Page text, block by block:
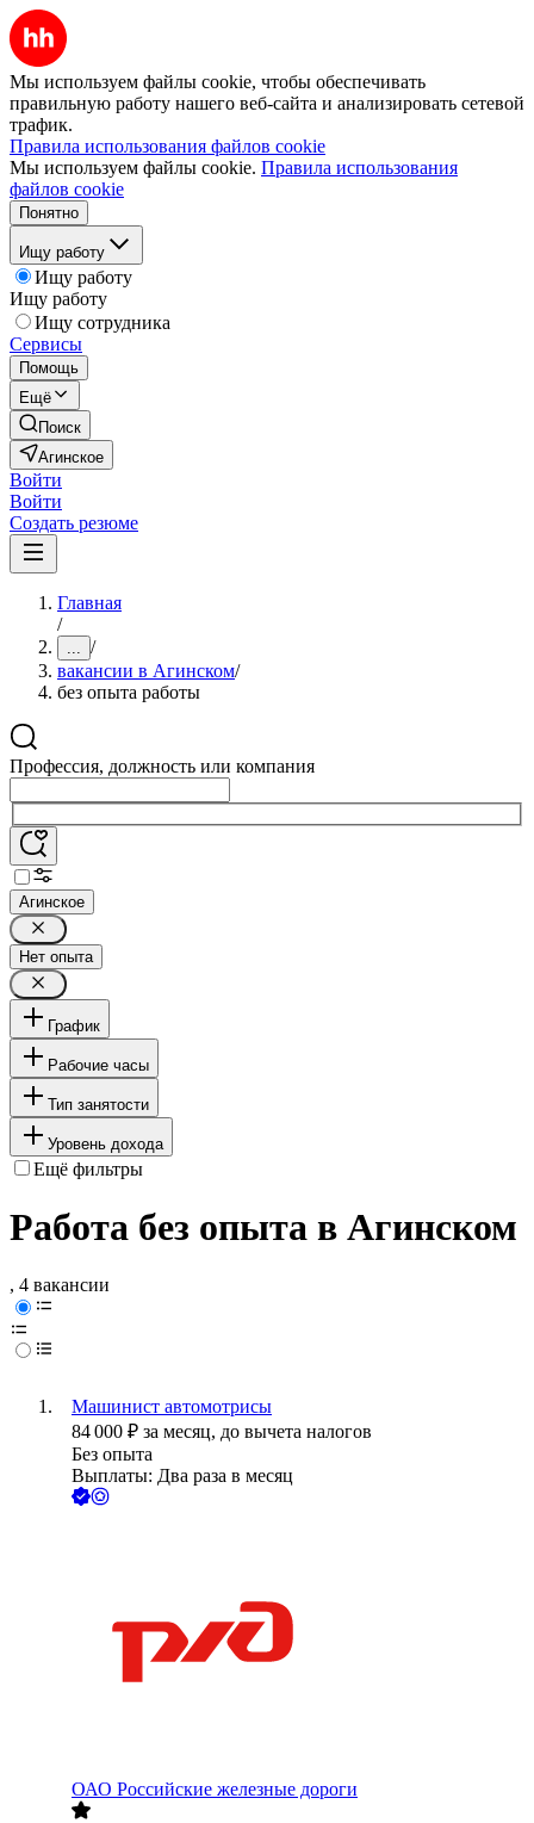
Мы используем файлы cookie, чтобы обеспечивать
правильную работу нашего веб-сайта и анализировать сетевой
трафик.
Правила использования файлов cookie
Мы используем файлы cookie. Правила использования
файлов cookie
Понятно
Ищу работу
Ищу работу
Ищу работу
Ищу сотрудника
Сервисы
Помощь
Ещё
Поиск
Агинское
Войти
Войти
Создать резюме
Главная
/
... /
вакансии в Агинском/
без опыта работы
Профессия, должность или компания
Агинское
Нет опыта
График
Рабочие часы
Тип занятости
Уровень дохода
Ещё фильтры
Работа без опыта в Агинском
, 4 вакансии
Машинист автомотрисы
84 000 ₽ за месяц, до вычета налогов
Без опыта
Выплаты: Два раза в месяц
ОАО Российские железные дороги